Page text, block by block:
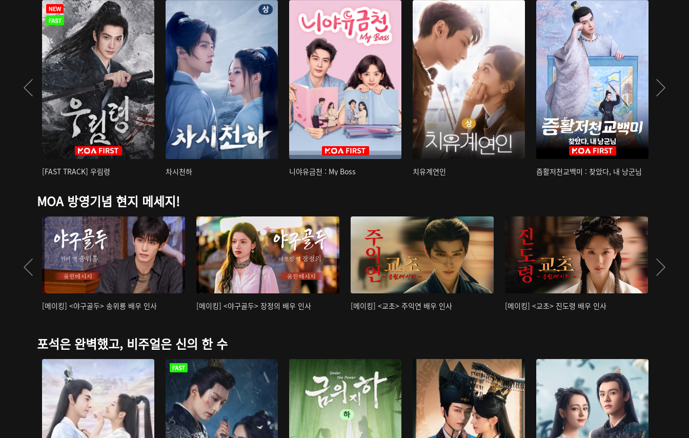
[FAST TRACK] 우림령 차시천하 니야유금천 : My Boss 치유계연인 즘활저천교백미 : 찾았다, 내 낭군님
MOA 방영기념 현지 메세지!
[메이킹] <야구골두> 송위룡 배우 인사 [메이킹] <야구골두> 장정의 배우 인사 [메이킹] <교초> 주익연 배우 인사 [메이킹] <교초> 진도령 배우 인사
포석은 완벽했고, 비주얼은 신의 한 수